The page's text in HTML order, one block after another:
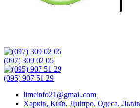
(097) 309 02 05
(095) 907 51 29
limeinfo21@gmail.com
Харків, Київ, Дніпро, Одеса, Львів